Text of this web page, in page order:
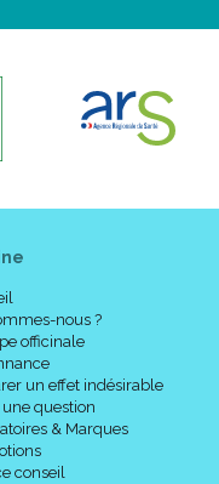
nous ?
officinale
un effet indésirable
une question
& Marques
conseil